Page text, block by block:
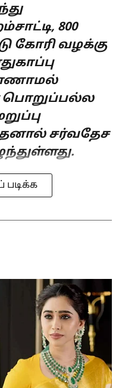
800
கோரி வழக்கு
பொறுப்பல்ல
சர்வதேச
படிக்க